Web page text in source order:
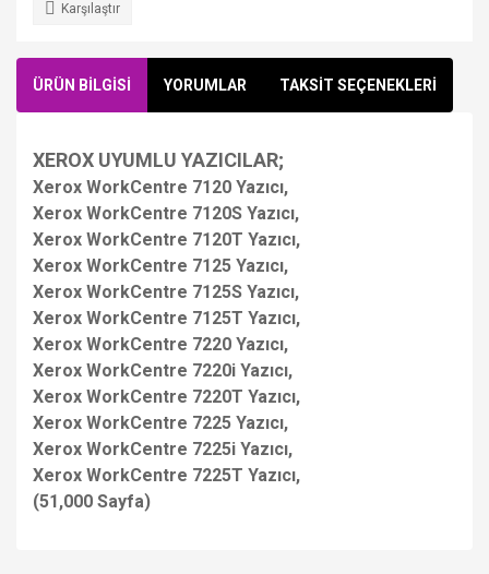
Karşılaştır
ÜRÜN BİLGİSİ YORUMLAR TAKSİT SEÇENEKLERİ
XEROX UYUMLU YAZICILAR;
Xerox WorkCentre 7120 Yazıcı,
Xerox WorkCentre 7120S Yazıcı,
Xerox WorkCentre 7120T Yazıcı,
Xerox WorkCentre 7125 Yazıcı,
Xerox WorkCentre 7125S Yazıcı,
Xerox WorkCentre 7125T Yazıcı,
Xerox WorkCentre 7220 Yazıcı,
Xerox WorkCentre 7220i Yazıcı,
Xerox WorkCentre 7220T Yazıcı,
Xerox WorkCentre 7225 Yazıcı,
Xerox WorkCentre 7225i Yazıcı,
Xerox WorkCentre 7225T Yazıcı,
(51,000 Sayfa)